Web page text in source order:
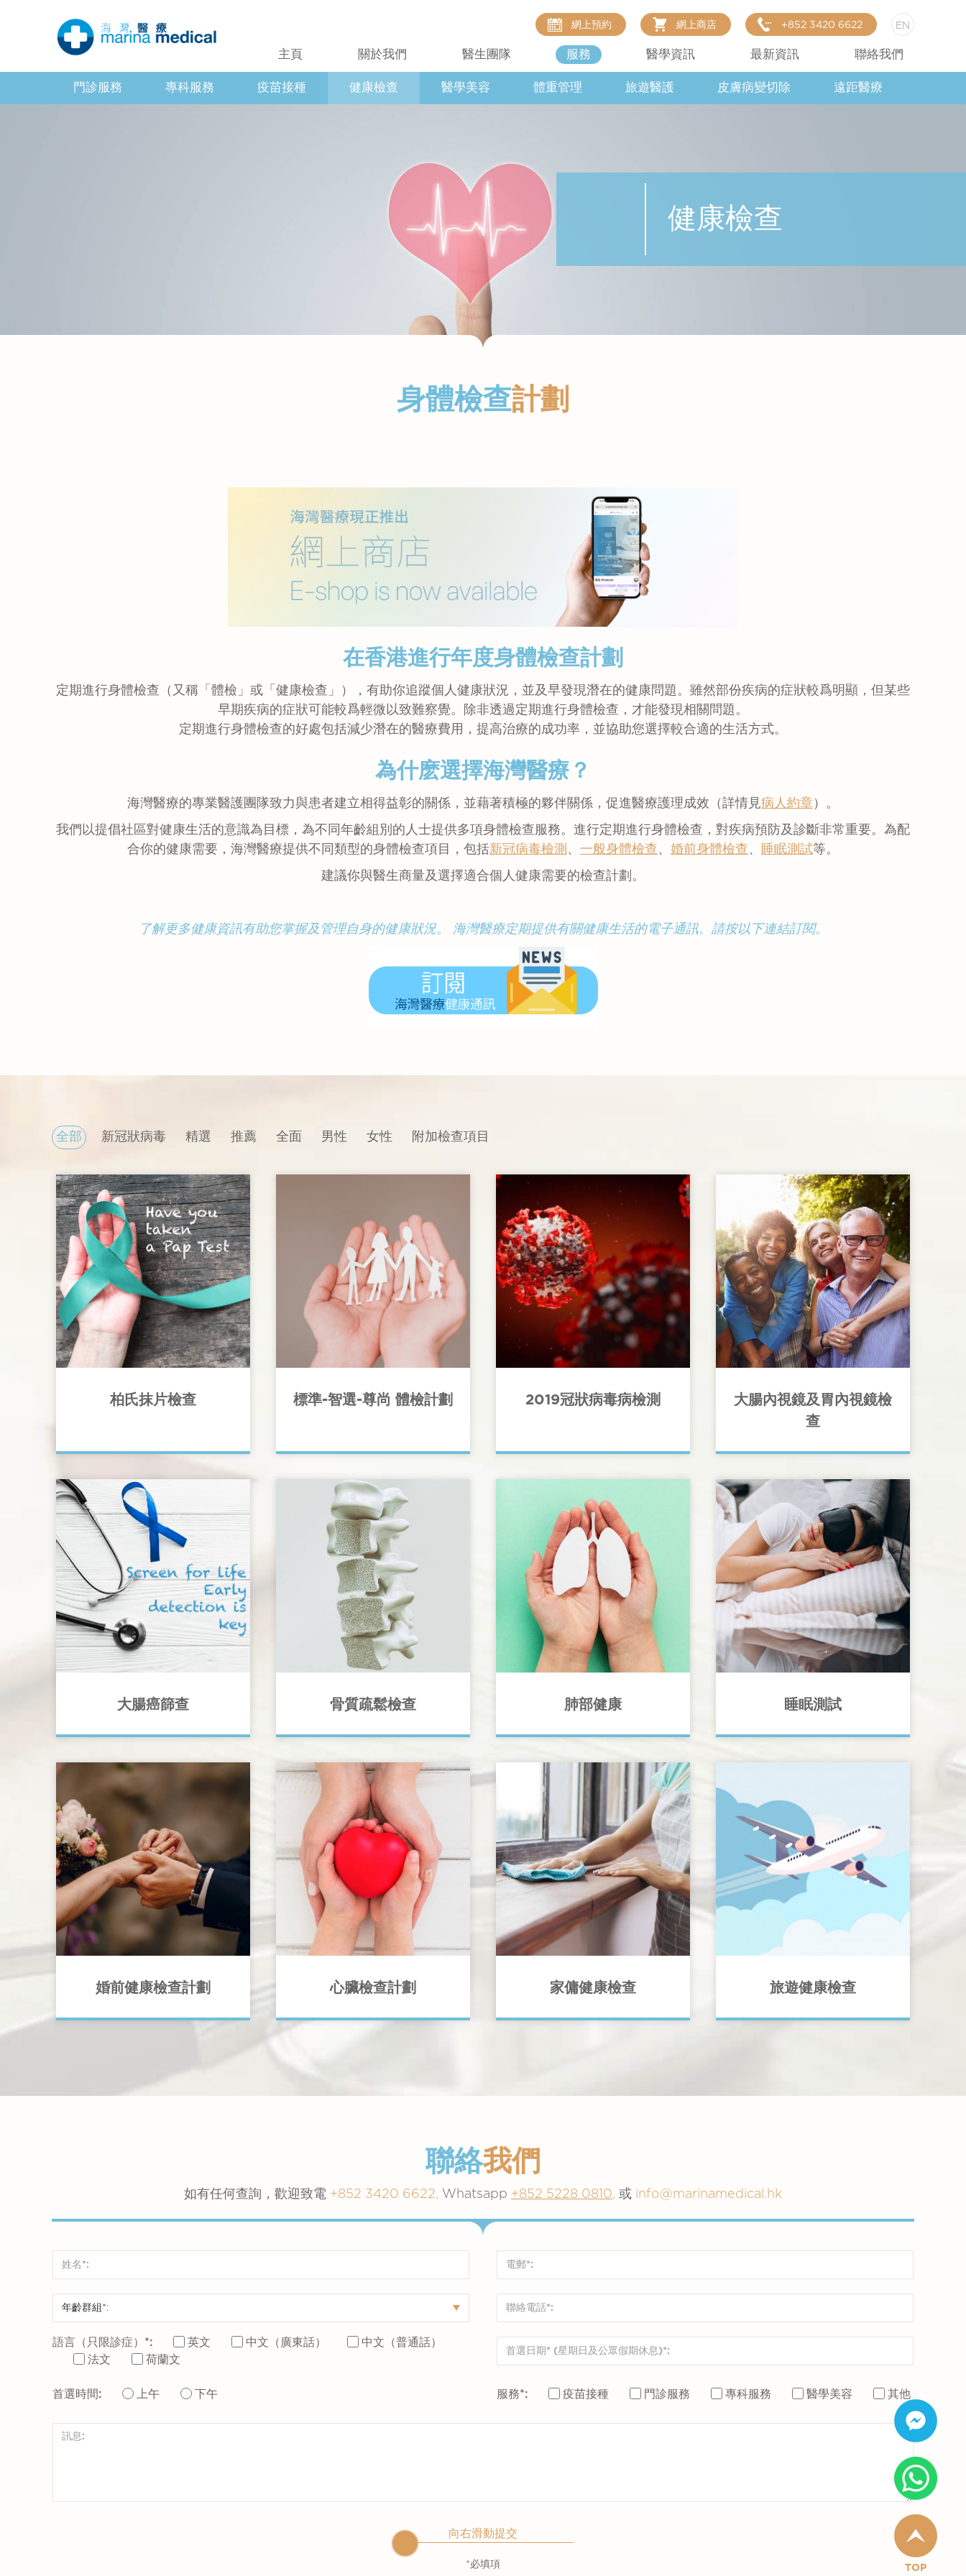
EN
+852 3420 6622
網上商店
網上預約
主頁 關於我們 醫生團隊 服務 醫學資訊 最新資訊 聯絡我們
門診服務 專科服務 疫苗接種 健康檢查 醫學美容 體重管理 旅遊醫護 皮膚病變切除 遠距醫療
健康檢查
身體檢查計劃
在香港進行年度身體檢查計劃
定期進行身體檢查（又稱「體檢」或「健康檢查」），有助你追蹤個人健康狀況，並及早發現潛在的健康問題。雖然部份疾病的症狀較爲明顯，但某些
早期疾病的症狀可能較爲輕微以致難察覺。除非透過定期進行身體檢查，才能發現相關問題。
定期進行身體檢查的好處包括減少潛在的醫療費用，提高治療的成功率，並協助您選擇較合適的生活方式。
為什麽選擇海灣醫療？
海灣醫療的專業醫護團隊致力與患者建立相得益彰的關係，並藉著積極的夥伴關係，促進醫療護理成效（詳情見病人約章）。
我們以提倡社區對健康生活的意識為目標，為不同年齡組別的人士提供多項身體檢查服務。進行定期進行身體檢查，對疾病預防及診斷非常重要。為配
合你的健康需要，海灣醫療提供不同類型的身體檢查項目，包括新冠病毒檢測 、 一般身體檢查、 婚前身體檢查、 睡眠測試等。
建議你與醫生商量及選擇適合個人健康需要的檢查計劃。
了解更多健康資訊有助您掌握及管理自身的健康狀況。 海灣醫療定期提供有關健康生活的電子通訊。請按以下連結訂閱。
全部 新冠狀病毒 精選 推薦 全面 男性 女性 附加檢查項目
無論您是20歲，30歲或50歲，均建
柏氏抹片檢查
轉換工作等）都應該讓自己在進入人
生下一階段前充分評估個人的健康狀
標準-智選-尊尚 體檢計劃
社會同心抗疫及截斷傳播鏈令社區減
2019冠狀病毒病檢測
而致命率居於第二位。
大腸內視鏡及胃內視鏡檢
查
癌（又稱「大腸直腸癌」或「直腸
癌」）是香港最常見的癌症之一，而
致命率居於第二位。
大腸癌篩查
骨質流失並沒有任何病徵，讓人難以
可以進行簡單和安全的骨質密度掃描
(DEXA scan)以作檢測。如果您懷疑
自己患有骨質疏鬆，請諮詢醫生。
骨質疏鬆檢查
我們的身體和健康各方面均有顯著的
影響。如何知道我們的肺部是否健
肺部健康
睡眠測試通常用於診斷睡眠障礙，例
睡眠測試
婚前健康檢查計劃
因素開始，竭盡所能降低患病風險。
心臟檢查計劃 家傭健康檢查 旅遊健康檢查
聯絡我們
如有任何查詢，歡迎致電 +852 3420 6622, Whatsapp +852 5228 0810, 或 info@marinamedical.hk
語言（只限診症）*: 英文 中文（廣東話）
中文（普通話）
法文
荷蘭文
首選時間: 上午 下午 服務*: 疫苗接種 門診服務 專科服務 醫學美容 其他
向右滑動提交
*必填項 TOP